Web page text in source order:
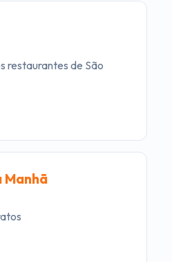
restaurantes de São
Manhã